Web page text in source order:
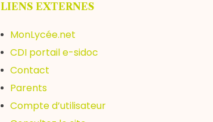
LIENS EXTERNES
MonLycée.net
CDI portail e-sidoc
Contact
Parents
Compte d’utilisateur